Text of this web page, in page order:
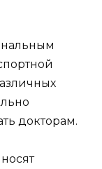
докторам.